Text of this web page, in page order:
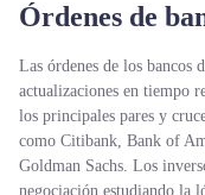
Plataforma
Formación
Promoción
Órdenes de
Las órdenes de los bancos
actualizaciones en tiempo
los principales pares y
como Citibank, Bank of
Goldman Sachs. Los
negociación estudiando la